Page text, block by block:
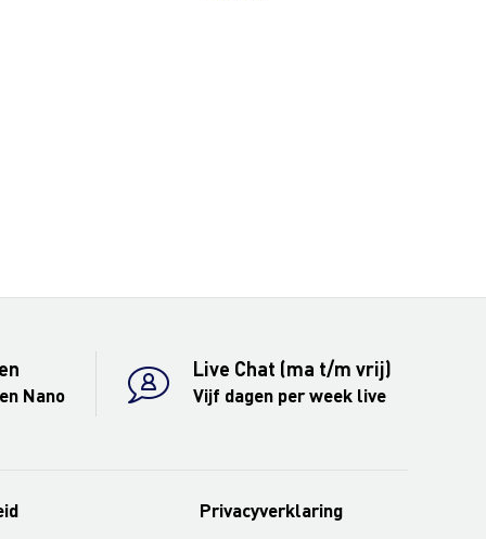
Nano
Live Chat (ma t/m vrij)
Vijf dagen per week live
Privacyverklaring